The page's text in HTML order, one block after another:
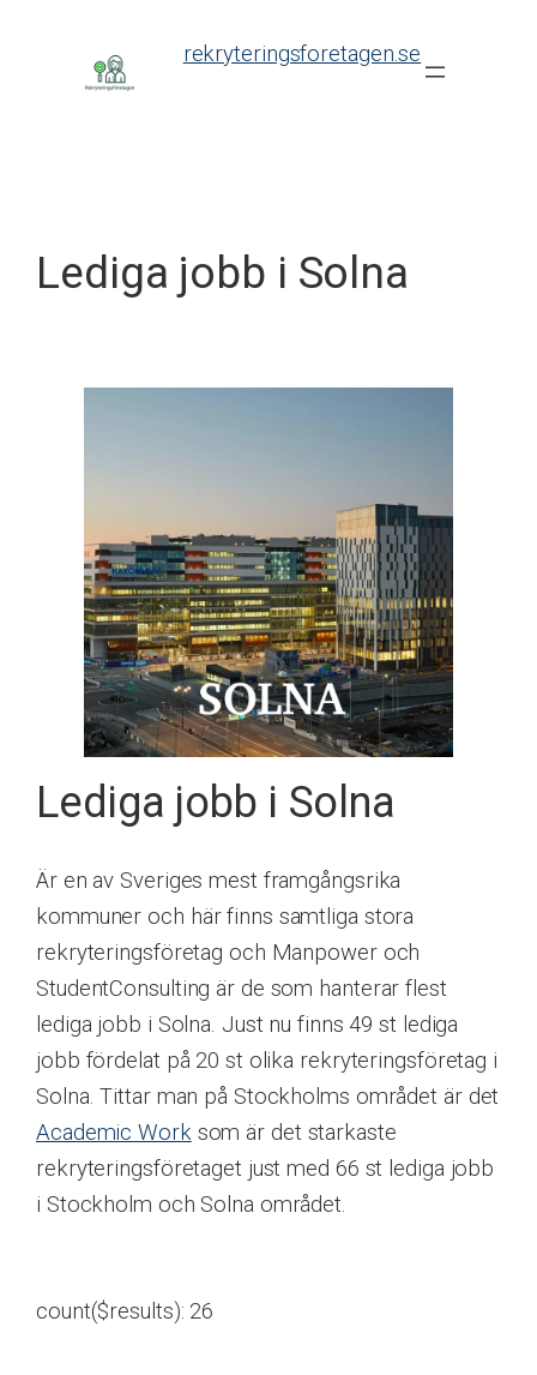
rekryteringsforetagen.se
Lediga jobb i Solna
Lediga jobb i Solna
Är en av Sveriges mest framgångsrika
kommuner och här finns samtliga stora
rekryteringsföretag och Manpower och
StudentConsulting är de som hanterar flest
lediga jobb i Solna. Just nu finns 49 st lediga
jobb fördelat på 20 st olika rekryteringsföretag i
Solna. Tittar man på Stockholms området är det
Academic Worksom är det starkaste
rekryteringsföretaget just med 66 st lediga jobb
i Stockholm och Solna området.
count($results): 26